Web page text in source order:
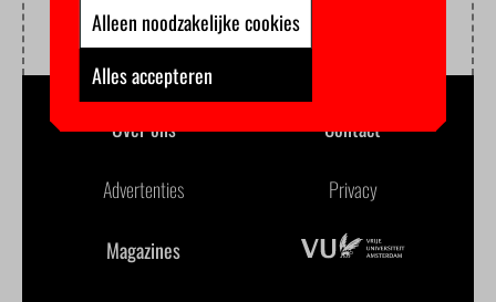
Over ons Contact
Advertenties Privacy
Magazines
Alleen noodzakelijke cookies
Alles accepteren